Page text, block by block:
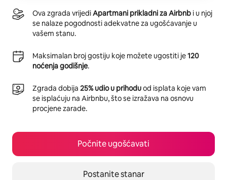
Ova zgrada vrijediApartmani prikladni za Airbnb i u njoj
se nalaze pogodnosti adekvatne za ugošćavanje u
vašem stanu.
Maksimalan broj gostiju koje možete ugostiti je120
noćenja godišnje.
Zgrada dobija 25% udio u prihoduod isplata koje vam
se isplaćuju na Airbnbu, što se izražava na osnovu
procjene zarade.
Počnite ugošćavati
Postanite stanar